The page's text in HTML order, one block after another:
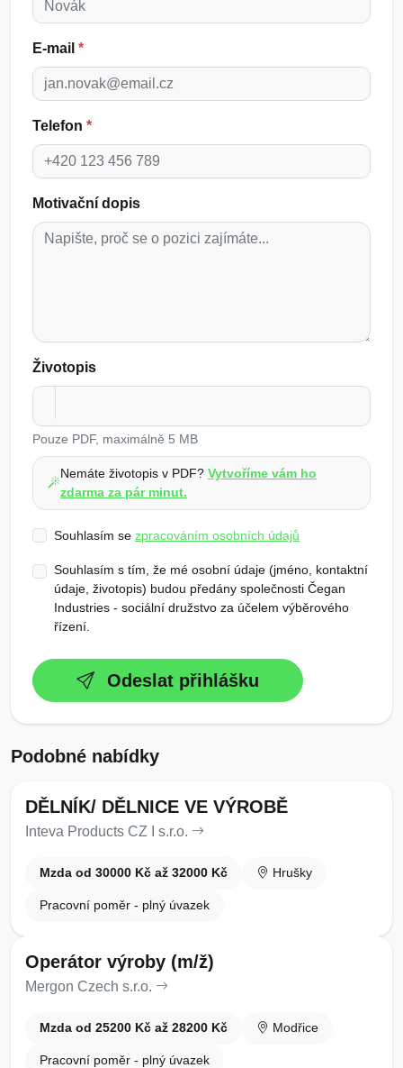
E-mail *
Telefon *
Motivační dopis
Životopis
Pouze PDF, maximálně 5 MB
Nemáte životopis v PDF? Vytvoříme vám ho
zdarma za pár minut.
Souhlasím se zpracováním osobních údajů
Souhlasím s tím, že mé osobní údaje (jméno, kontaktní
údaje, životopis) budou předány společnosti Čegan
Industries - sociální družstvo za účelem výběrového
řízení.
Odeslat přihlášku
Podobné nabídky
DĚLNÍK/ DĚLNICE VE VÝROBĚ
Inteva Products CZ I s.r.o.
Mzda od 30000 Kč až 32000 Kč Hrušky
Pracovní poměr - plný úvazek
Operátor výroby (m/ž)
Mergon Czech s.r.o.
Mzda od 25200 Kč až 28200 Kč Modřice
Pracovní poměr - plný úvazek